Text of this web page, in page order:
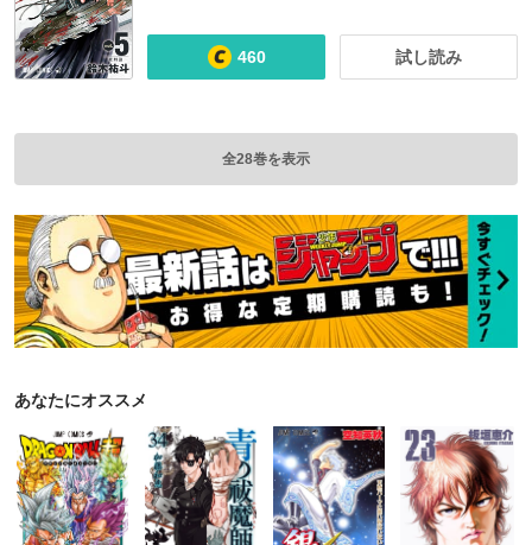
460 試し読み
全28巻を表示
あなたにオススメ